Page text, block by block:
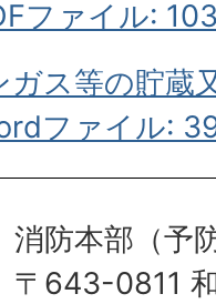
ファイル:
ス等の貯蔵
ファイル:
消防本部（予
〒643-0811